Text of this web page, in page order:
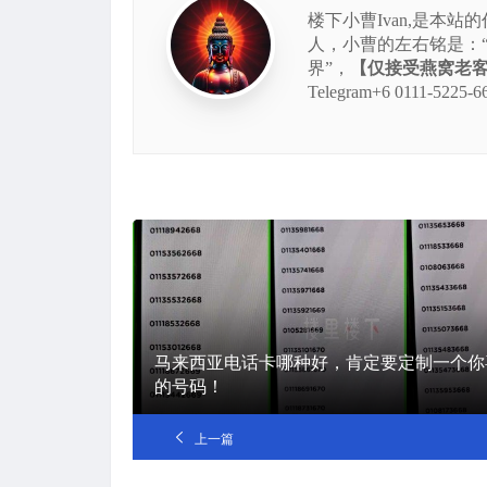
楼下小曹Ivan,是本站
人，小曹的左右铭是
界”，
【仅接受燕窝老
Telegram+6 0111-
马来西亚电话卡哪种好，肯定要定制一个
的号码！
上一篇